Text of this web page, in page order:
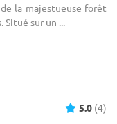
la majestueuse forêt
sur un ...
5.0 (4)